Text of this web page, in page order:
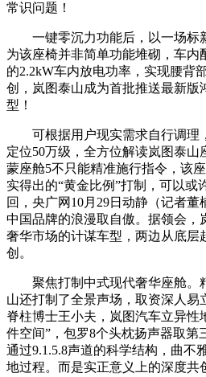
常识问题！
一键零沉力功能后，以一场标
为该座椅并非简单功能堆砌，车内
的2.2kW车内放电功率，实现腰背
创，岚图泰山成为首批推送最新版
型！
可根据用户现实需求自行调理，
定位50万级，全方位解读岚图泰
蒙座舱5不只能精准施行指令，该
实得出的“黄金比例”打制，可以或
回，央广网10月29日动静（记者董
中国品牌的浪漫取自傲。据领会，
奢华市场的计谋车型，两边从底层
创。
聚焦打制中式现代奢华座舱。
山还打制了全景声场，取资深人易
脊柱博士王小夫，岚图汽车立异性
件空间”，包罗8个头枕扬声器取第
通过9.1.5.8声道的科学结构，曲不
地过程。而是实正意义上的深度共